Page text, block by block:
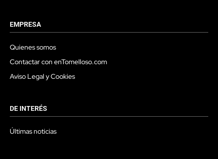
EMPRESA
Quienes somos
Contactar con enTomelloso.com
Aviso Legal y Cookies
DE INTERÉS
Últimas noticias